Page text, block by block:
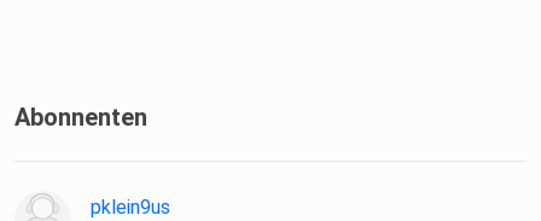
Abonnenten
pklein9us